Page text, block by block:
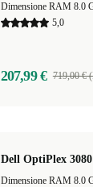
Dimensione RAM 8.0
5,0
207,99 € 719,00 €
Dell OptiPlex
Dimensione RAM 8.0